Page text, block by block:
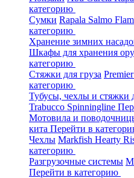
категорию
Сумки Rapala Salmo
категорию
Хранение зимних
Шкафы для хранения
категорию
Стяжки для груза Premier
категорию
Тубусы, чехлы и стяжки
Trabucco Spinningline
Мотовила и
кита Перейти в
Чехлы Markfish Hearty
категорию
Разгрузочные системы
Перейти в категорию